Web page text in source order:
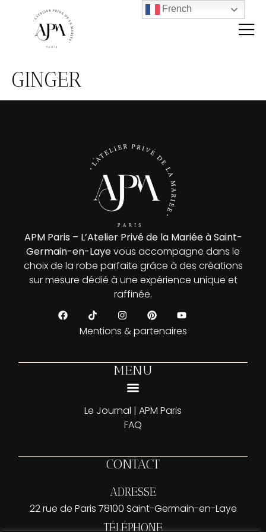
GINGER
MENU
Le Journal | APM Paris
FAQ
APM Paris – L’Atelier Privé de la Mariée à Saint-
Germain-en-Layevous accompagne dans le
choix de la robe parfaite grâce à des créations
sur mesure dédié à une expérience unique et
raffinée.
Mentions & partenaires
CONTACT
ADRESSE
22 rue de Paris 78100 Saint-Germain-en-Laye
TÉLÉPHONE
French